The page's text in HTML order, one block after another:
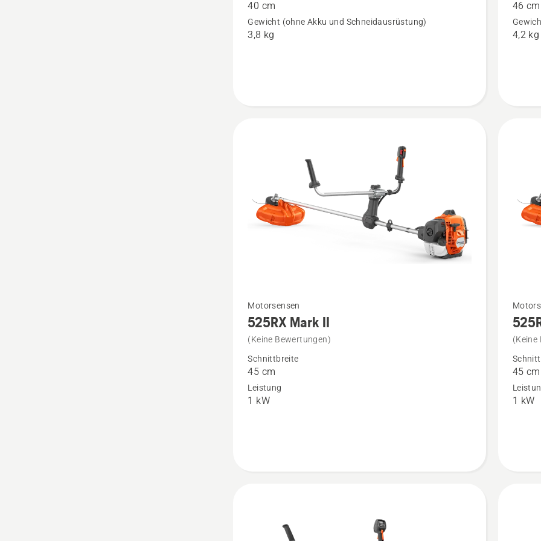
ohne
Akku
40 cm
Gewicht (ohne Akku und Schneidausrüstung)
3,8 kg
ohne
Akku
46 cm
4,2 kg
Mehr
Details
525RX
Mark
Motorsensen
525RX Mark II
(Keine Bewertungen)
Schnittbreite
45 cm
Leistung
1 kW
Mehr
Details
525RXT
Mark
(Keine
45 cm
1 kW